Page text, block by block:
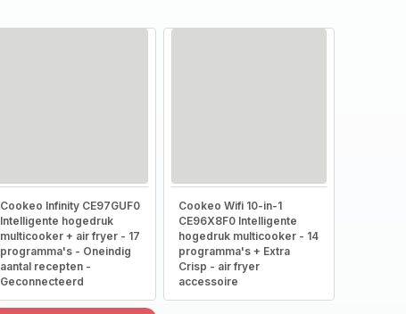
Cookeo Infinity CE97GUF0
Intelligente hogedruk
multicooker + air fryer - 17
programma's - Oneindig
aantal recepten -
Geconnecteerd
Cookeo Wifi 10-in-1
CE96X8F0 Intelligente
hogedruk multicooker - 14
programma's + Extra
Crisp - air fryer
accessoire